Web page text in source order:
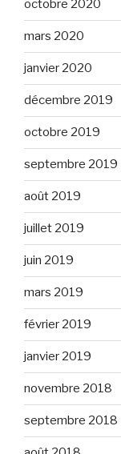
octobre 2020
mars 2020
janvier 2020
décembre 2019
octobre 2019
septembre 2019
août 2019
juillet 2019
juin 2019
mars 2019
février 2019
janvier 2019
novembre 2018
septembre 2018